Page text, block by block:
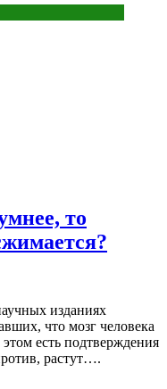
то
изданиях
что мозг человека
есть подтверждения
растут….